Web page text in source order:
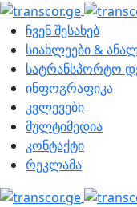
ჩვენ შესახებ
სიახლეები &
სატრანსპორტო
ინფოგრაფიკა
კვლევები
მულტიმედია
კონტაქტი
რეკლამა